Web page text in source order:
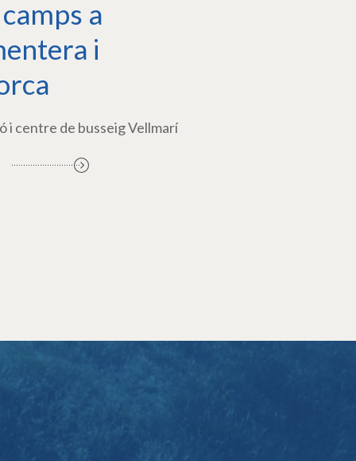
a
i
i centre de busseig Vellmarí